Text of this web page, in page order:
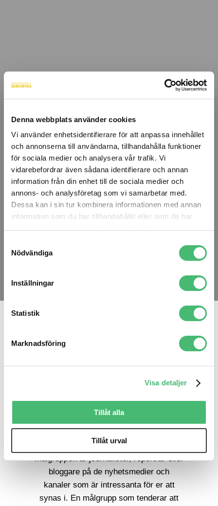
Denna webbplats använder cookies
Vi använder enhetsidentifierare för att anpassa innehållet
och annonserna till användarna, tillhandahålla funktioner
för sociala medier och analysera vår trafik. Vi
vidarebefordrar även sådana identifierare och annan
information från din enhet till de sociala medier och
annons- och analysföretag som vi samarbetar med.
Dessa kan i sin tur kombinera informationen med annan
information som du har tillhandahållit eller som de har
Nödvändiga
Inställningar
Statistik
Marknadsföring
Visa detaljer
Tillåt alla
Tillåt urval
Ett pressmeddelande är ett ganska
eller en förändring i ledningen.
Målgruppen är journalister, reportrar eller
bloggare på de nyhetsmedier och
kanaler som är intressanta för er att
synas i. En målgrupp som tenderar att